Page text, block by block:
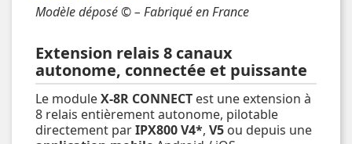
Modèle déposé © – Fabriqué en France
Extension relais 8 canaux
autonome, connectée et puissante
Le moduleX-8R CONNECT est une extension à
8 relais entièrement autonome, pilotable
directement parIPX800 V4*, V5 ou depuis une